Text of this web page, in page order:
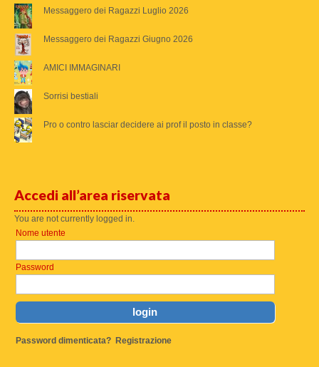
Messaggero dei Ragazzi Luglio 2026
Messaggero dei Ragazzi Giugno 2026
AMICI IMMAGINARI
Sorrisi bestiali
Pro o contro lasciar decidere ai prof il posto in classe?
Accedi all’area riservata
You are not currently logged in.
Nome utente
Password
Password dimenticata? Registrazione